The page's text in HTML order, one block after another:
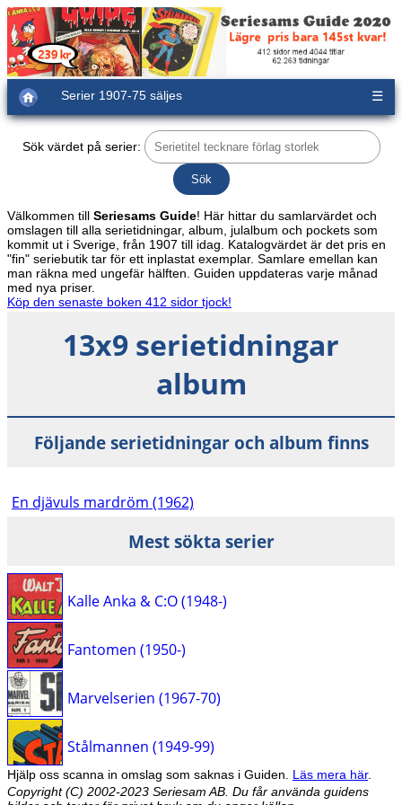
Serier 1907-75 säljes ☰
Sök värdet på serier:
Välkommen till Seriesams Guide! Här hittar du samlarvärdet och
omslagen till alla serietidningar, album, julalbum och pockets som
kommit ut i Sverige, från 1907 till idag. Katalogvärdet är det pris en
"fin" seriebutik tar för ett inplastat exemplar. Samlare emellan kan
man räkna med ungefär hälften. Guiden uppdateras varje månad
med nya priser.
Köp den senaste boken 412 sidor tjock!
13x9 serietidningar
album
Följande serietidningar och album finns
En djävuls mardröm (1962)
Mest sökta serier
Kalle Anka & C:O (1948-)
Fantomen (1950-)
Marvelserien (1967-70)
Stålmannen (1949-99)
Hjälp oss scanna in omslag som saknas i Guiden. Läs mera här.
Copyright (C) 2002-2023 Seriesam AB. Du får använda guidens